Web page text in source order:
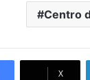
Centro
X